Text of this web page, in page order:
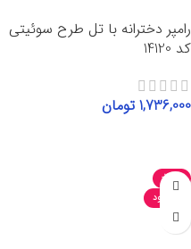
رامپر دخترانه با تل طرح سوئیتی
کد 14120
1,736,000 تومان
-35%
ناموجود